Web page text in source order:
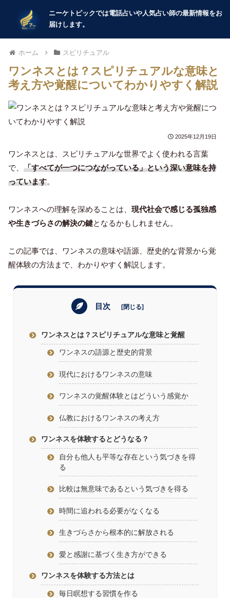
ホーム スピリチュアル
ワンネスとは？スピリチュアルな意味と
考え方や覚醒についてわかりやすく解説
2025年12月19日
ワンネスとは、スピリチュアルな世界でよく使われる言葉
で、 「すべてが一つにつながっている」という深い意味を持
っています。
ワンネスへの理解を深めることは、 現代社会で感じる孤独感
や生きづらさの解決の鍵となるかもしれません。
この記事では、ワンネスの意味や語源、歴史的な背景から覚
醒体験の方法まで、わかりやすく解説します。
目次
ワンネスとは？スピリチュアルな意味と覚醒
ワンネスの語源と歴史的背景
現代におけるワンネスの意味
ワンネスの覚醒体験とはどういう感覚か
仏教におけるワンネスの考え方
ワンネスを体験するとどうなる？
自分も他人も平等な存在という気づきを得
る
比較は無意味であるという気づきを得る
時間に追われる必要がなくなる
生きづらさから根本的に解放される
愛と感謝に基づく生き方ができる
ワンネスを体験する方法とは
毎日瞑想する習慣を作る